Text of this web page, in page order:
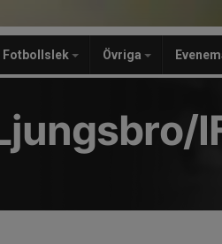
Fotbollslek Övriga